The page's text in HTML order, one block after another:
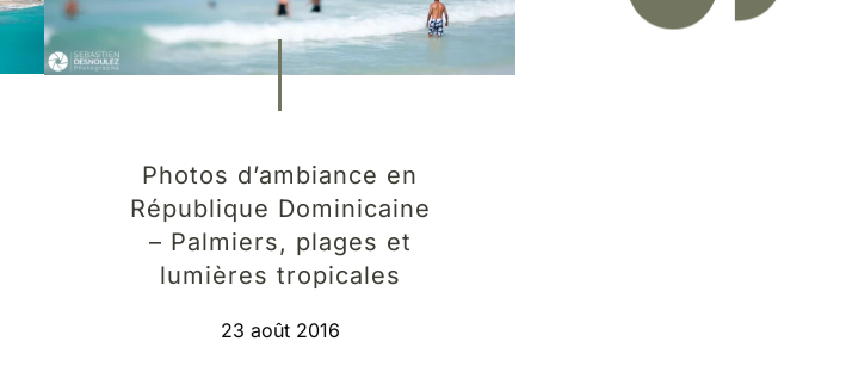
Photos d’ambiance en
République Dominicaine
– Palmiers, plages et
lumières tropicales
23 août 2016